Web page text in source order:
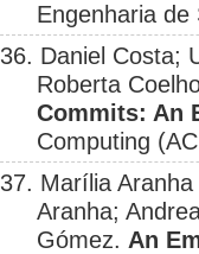
Engenharia
36. Daniel Costa;
Roberta
Commits: An
Computing
37. Marília
Aranha;
Gómez. An